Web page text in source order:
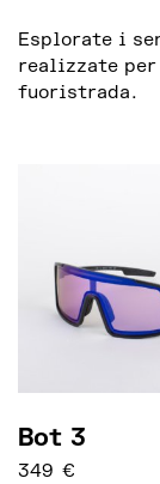
Esplorate i
realizzate
fuoristrada.
Bot 3
349 €